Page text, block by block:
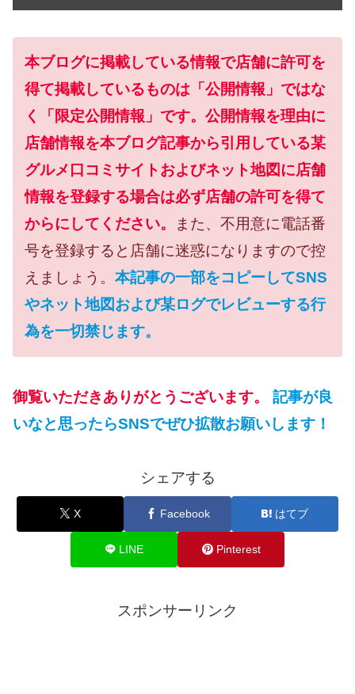
本ブログに掲載している情報で店舗に許可を
得て掲載しているものは「公開情報」ではな
く「限定公開情報」です。公開情報を理由に
店舗情報を本ブログ記事から引用している某
グルメ口コミサイトおよびネット地図に店舗
情報を登録する場合は必ず店舗の許可を得て
からにしてください。
また、不用意に電話番
号を登録すると店舗に迷惑になりますので控
えましょう。 本記事の一部をコピーしてSNS
やネット地図および某ログでレビューする行
為を一切禁じます。
御覧いただきありがとうございます。
記事が良
いなと思ったらSNSでぜひ拡散お願いします！
シェアする
X Facebook はてブ
LINE Pinterest
スポンサーリンク